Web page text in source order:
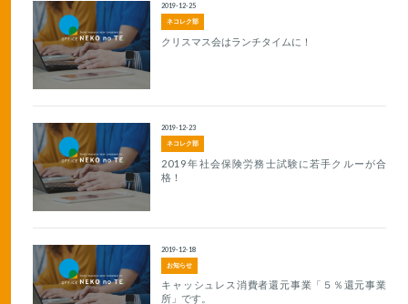
ネコレク部
2019-12-25
クリスマス会はランチタイムに！
ネコレク部
2019-12-23
2019年社会保険労務士試験に若手クルーが合
格！
お知らせ
2019-12-18
キャッシュレス消費者還元事業「５％還元事業
所」です。